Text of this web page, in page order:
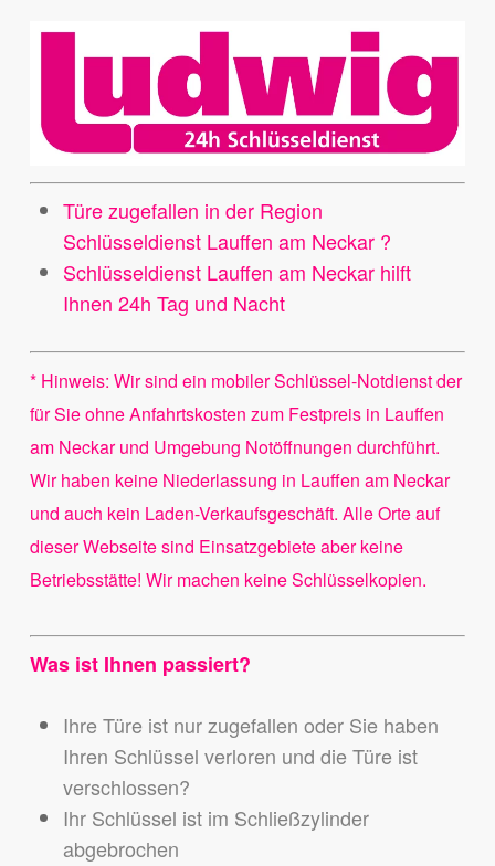
Türe zugefallen in der Region
Schlüsseldienst Lauffen am Neckar ?
Schlüsseldienst Lauffen am Neckar hilft
Ihnen 24h Tag und Nacht
* Hinweis: Wir sind ein mobiler Schlüssel-Notdienst der
für Sie ohne Anfahrtskosten zum Festpreis in Lauffen
am Neckar und Umgebung Notöffnungen durchführt.
Wir haben keine Niederlassung in Lauffen am Neckar
und auch kein Laden-Verkaufsgeschäft. Alle Orte auf
dieser Webseite sind Einsatzgebiete aber keine
Betriebsstätte! Wir machen keine Schlüsselkopien.
Was ist Ihnen passiert?
Ihre Türe ist nur zugefallen oder Sie haben
Ihren Schlüssel verloren und die Türe ist
verschlossen?
Ihr Schlüssel ist im Schließzylinder
abgebrochen